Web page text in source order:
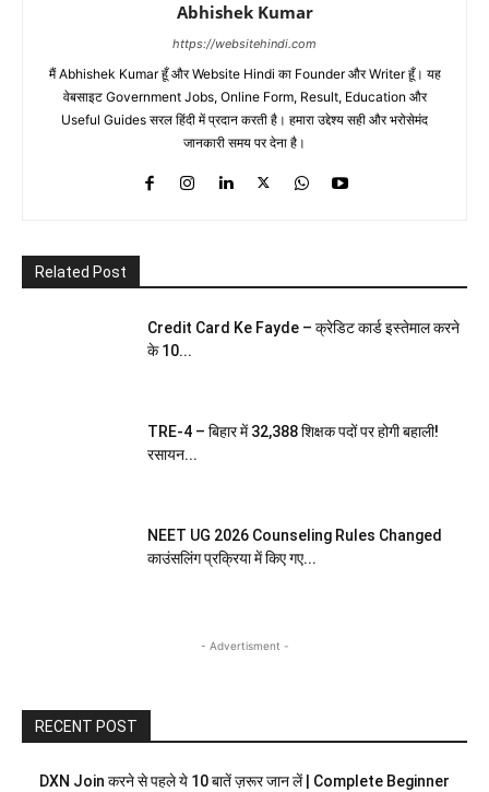
Abhishek Kumar
https://websitehindi.com
मैं Abhishek Kumar हूँ और Website Hindi का Founder और Writer हूँ। यह
वेबसाइट Government Jobs, Online Form, Result, Education और
Useful Guides सरल हिंदी में प्रदान करती है। हमारा उद्देश्य सही और भरोसेमंद
जानकारी समय पर देना है।
Related Post
Credit Card Ke Fayde – क्रेडिट कार्ड इस्तेमाल करने
के 10...
TRE-4 – बिहार में 32,388 शिक्षक पदों पर होगी बहाली!
रसायन...
NEET UG 2026 Counseling Rules Changed
काउंसलिंग प्रक्रिया में किए गए...
- Advertisment -
RECENT POST
DXN Join करने से पहले ये 10 बातें ज़रूर जान लें | Complete Beginner